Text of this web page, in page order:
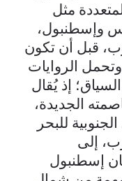
مثل
وإسطنبول،
قبل أن تكون
الروايات
إذ يُقال
الجديدة،
للبحر
إلى
إسطنبول